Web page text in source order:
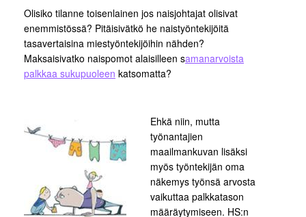
Olisiko tilanne toisenlainen jos naisjohtajat olisivat
enemmistössä? Pitäisivätkö he naistyöntekijöitä
tasavertaisina miestyöntekijöihin nähden?
Maksaisivatko naispomot alaisilleen samanarvoista
palkkaa sukupuoleen katsomatta?
Ehkä niin, mutta
työnantajien
maailmankuvan lisäksi
myös työntekijän oma
näkemys työnsä arvosta
vaikuttaa palkkatason
määräytymiseen. HS:n